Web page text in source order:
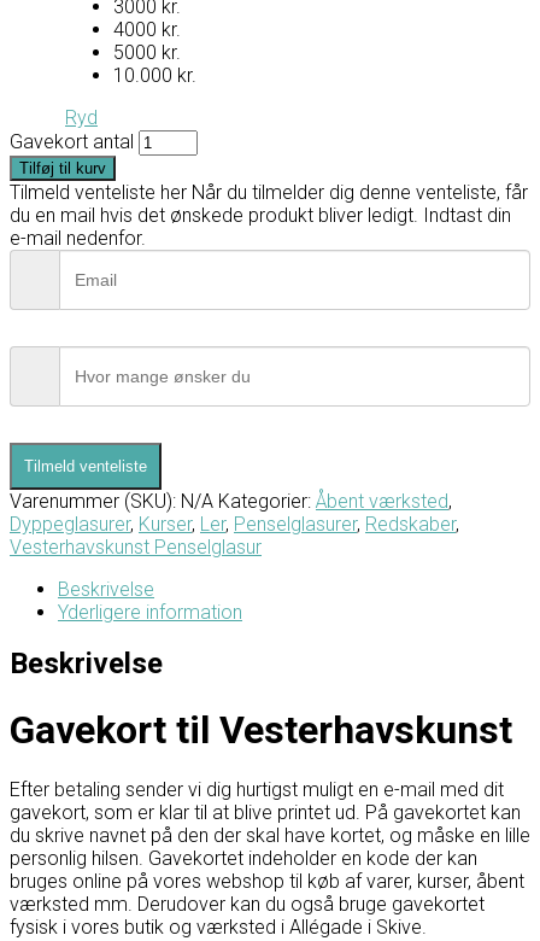
3000 kr.
4000 kr.
5000 kr.
10.000 kr.
Ryd
Gavekort antal
Tilføj til kurv
Tilmeld venteliste her Når du tilmelder dig denne venteliste, får
du en mail hvis det ønskede produkt bliver ledigt. Indtast din
e-mail nedenfor.
Tilmeld venteliste
Varenummer (SKU): N/A Kategorier: Åbent værksted,
Dyppeglasurer, Kurser, Ler, Penselglasurer, Redskaber,
Vesterhavskunst Penselglasur
Beskrivelse
Yderligere information
Beskrivelse
Gavekort til Vesterhavskunst
Efter betaling sender vi dig hurtigst muligt en e-mail med dit
gavekort, som er klar til at blive printet ud. På gavekortet kan
du skrive navnet på den der skal have kortet, og måske en lille
personlig hilsen. Gavekortet indeholder en kode der kan
bruges online på vores webshop til køb af varer, kurser, åbent
værksted mm. Derudover kan du også bruge gavekortet
fysisk i vores butik og værksted i Allégade i Skive.